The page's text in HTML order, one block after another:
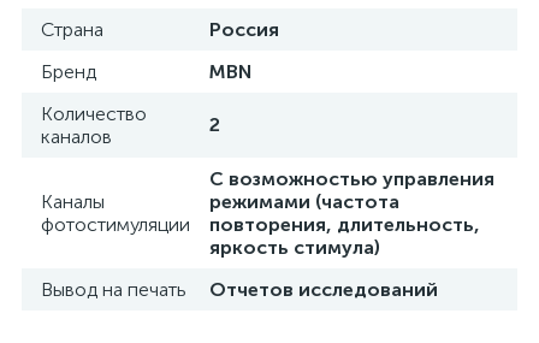
Страна
Россия
Бренд
MBN
Количество
каналов
2
Каналы
фотостимуляции
C возможностью управления
режимами (частота
повторения, длительность,
яркость стимула)
Вывод на печать
Отчетов исследований